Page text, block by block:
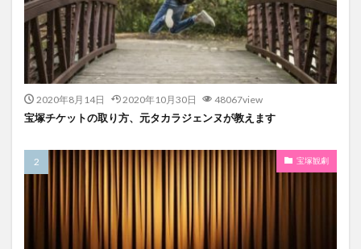
2020年8月14日 2020年10月30日 48067view
宝塚チケットの取り方、元タカラジェンヌが教えます
宝塚観劇